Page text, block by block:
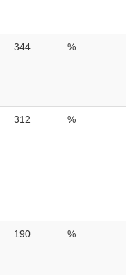
344 %
312 %
190 %